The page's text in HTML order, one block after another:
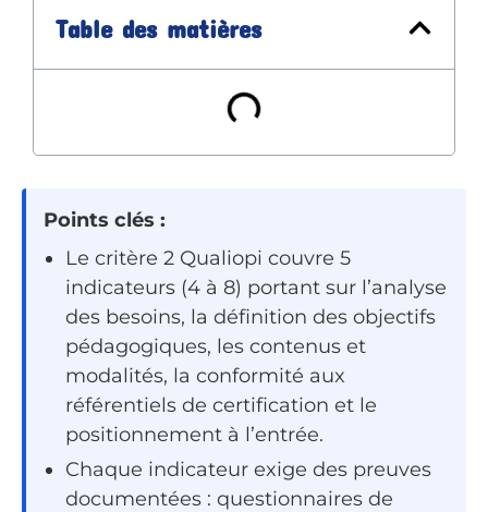
Table des matières
Points clés :
Le critère 2 Qualiopi couvre 5
indicateurs (4 à 8) portant sur l’analyse
des besoins, la définition des objectifs
pédagogiques, les contenus et
modalités, la conformité aux
référentiels de certification et le
positionnement à l’entrée.
Chaque indicateur exige des preuves
documentées : questionnaires de